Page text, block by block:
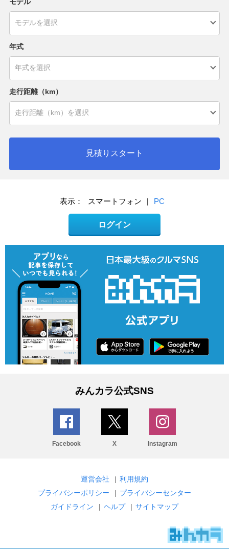
年式
走行距離（km）
見積りスタート
表示： スマートフォン | PC
ログイン
みんカラ公式SNS
Facebook X Instagram
運営会社 | 利用規約
プライバシーポリシー
| プライバシーセンター
ガイドライン
| ヘルプ | サイトマップ